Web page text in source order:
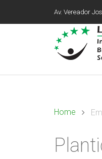
Av. Vereador
Home